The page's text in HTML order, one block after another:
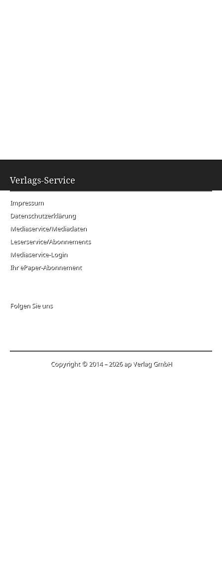
Verlags-Service
Impressum
Datenschutzerklärung
Mediaservice/Mediadaten
Leserservice/Abonnements
Mediaservice-Login
Ihr ePaper-Abonnement
Folgen Sie uns
Copyright © 2014 – 2026 ap Verlag GmbH